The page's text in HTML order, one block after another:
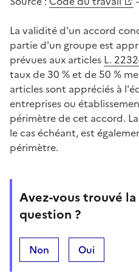
La validité d'un accord
partie d'un groupe est
prévues aux articles L.
taux de 30 % et de 50 %
articles sont appréciés à
entreprises ou
périmètre de cet accord.
le cas échéant, est
périmètre.
Avez-vous trouvé
question ?
Non Oui